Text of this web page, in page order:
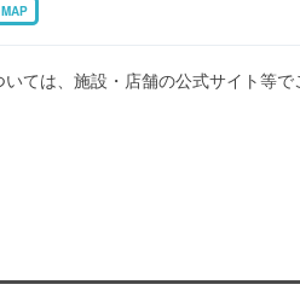
MAP
ては、施設・店舗の公式サイト等で